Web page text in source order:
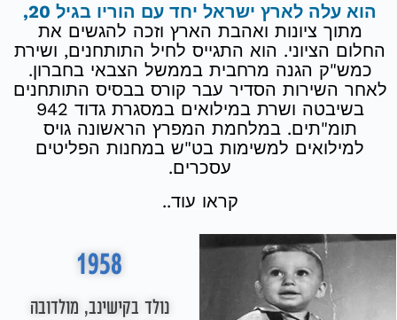
עלה לארץ ישראל יחד עם הוריו בגיל 20,
מתוך ציונות ואהבת הארץ וזכה להגשים את
הציוני. הוא התגייס לחיל התותחנים, ושירת
הגנה מרחבית בממשל הצבאי בחברון.
השירות הסדיר עבר קורס בבסיס התותחנים
בשיבטה ושרת במילואים במסגרת גדוד 942
תומ"תים. במלחמת המפרץ הראשונה גויס
למשימות בט"ש במחנות הפליטים
עסכרים.
קראו עוד..
1958
נולד בקישינב, מולדובה